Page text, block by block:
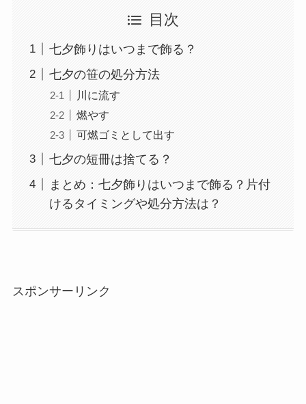
目次
七夕飾りはいつまで飾る？
七夕の笹の処分方法
川に流す
燃やす
可燃ゴミとして出す
七夕の短冊は捨てる？
まとめ：七夕飾りはいつまで飾る？片付
けるタイミングや処分方法は？
スポンサーリンク